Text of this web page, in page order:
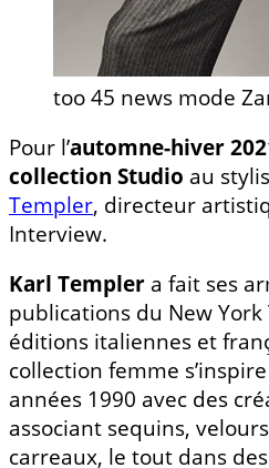
too 45 news mode
Pour l’automne-hiver
collection Studio au
Templer, directeur
Interview.
Karl Templer a fait ses
publications du New
éditions italiennes et
collection femme
années 1990 avec des
associant sequins,
carreaux, le tout dans